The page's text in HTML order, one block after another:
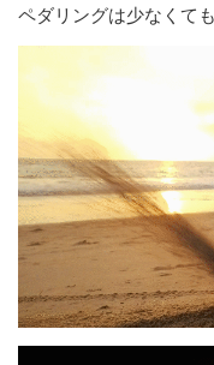
ペダリングは少なくて